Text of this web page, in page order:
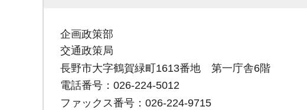
企画政策部
交通政策局
長野市大字鶴賀緑町1613番地 第一庁舎6階
電話番号：026-224-5012
ファックス番号：026-224-9715